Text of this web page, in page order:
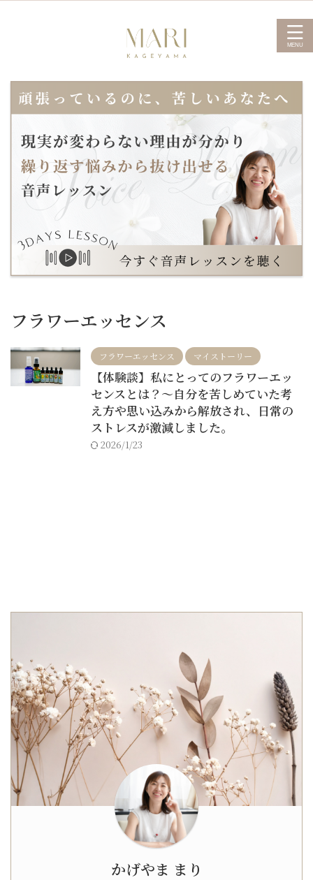
フラワーエッセンス
フラワーエッセンス マイストーリー
【体験談】私にとってのフラワーエッ
センスとは？～自分を苦しめていた考
え方や思い込みから解放され、日常の
ストレスが激減しました。
2026/1/23
かげやま まり